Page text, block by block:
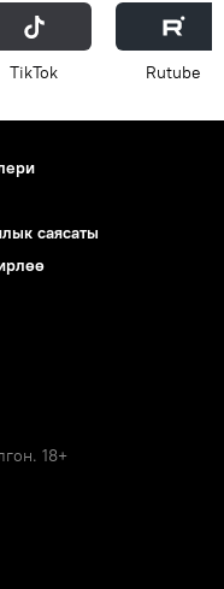
ТikТоk Rutube
саясаты
18+